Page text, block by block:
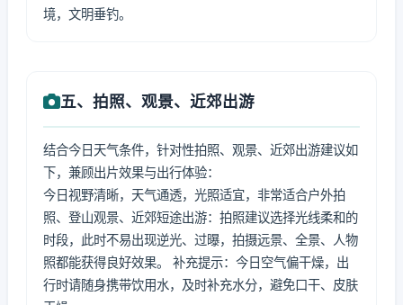
境，文明垂钓。
五、拍照、观景、近郊出游
结合今日天气条件，针对性拍照、观景、近郊出游建议如
下，兼顾出片效果与出行体验：
今日视野清晰，天气通透，光照适宜，非常适合户外拍
照、登山观景、近郊短途出游：拍照建议选择光线柔和的
时段，此时不易出现逆光、过曝，拍摄远景、全景、人物
照都能获得良好效果。 补充提示：今日空气偏干燥，出
行时请随身携带饮用水，及时补充水分，避免口干、皮肤